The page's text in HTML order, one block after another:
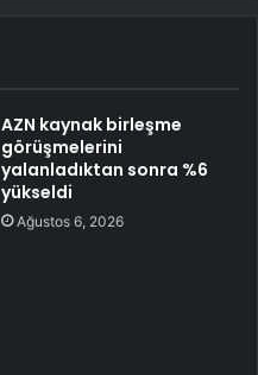
AZN kaynak birleşme
görüşmelerini
yalanladıktan sonra %6
yükseldi
Ağustos 6, 2026